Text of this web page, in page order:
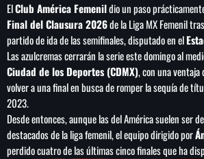
NOTAS
Cae primer detenido por
Karely Ruiz
Senado allana el
Blanche como fiscal
ElClub América Femenildio un paso
Final del Clausura 2026de la Liga MX Femenil
partido de ida de las semifinales, disputado en el
Las azulcremas cerrarán la serie este domingo al
Ciudad de los Deportes (CDMX), con una ventaja
volver a una final en busca de romper la sequía de
2023.
Desde entonces, aunque las del América suelen ser
destacados de la liga femenil, el equipo dirigido por
perdido cuatro de las últimas cinco finales que ha